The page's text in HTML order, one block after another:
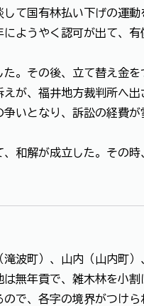
て国有林払い下げの運動
ようやく認可が出て、
。その後、立て替え金
が、福井地方裁判所へ出
いとなり、訴訟の経費
和解が成立した。その
波町）、山内（山内町
無年貢で、雑木林を小割
で、各字の境界がつけら